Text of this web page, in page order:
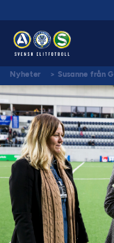
Nyheter > Susanne från